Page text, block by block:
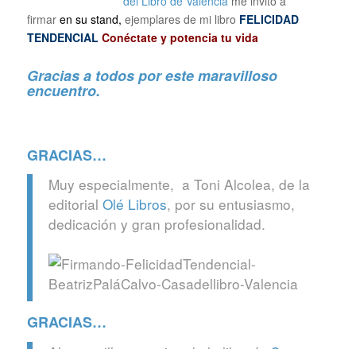
firmar en su stand, ejemplares de mi libro FELICIDAD
TENDENCIAL Conéctate y potencia tu vida
Gracias a todos por este maravilloso
encuentro.
GRACIAS…
Muy especialmente, a Toni Alcolea, de la
editorial Olé Libros, por su entusiasmo,
dedicación y gran profesionalidad.
GRACIAS…